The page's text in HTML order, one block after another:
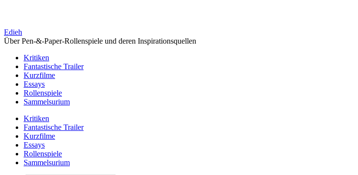
Edieh
Über Pen-&-Paper-Rollenspiele und deren Inspirationsquellen
Kritiken
Fantastische Trailer
Kurzfilme
Essays
Rollenspiele
Sammelsurium
Kritiken
Fantastische Trailer
Kurzfilme
Essays
Rollenspiele
Sammelsurium